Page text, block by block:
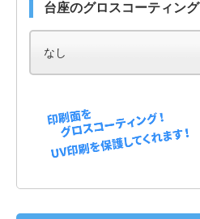
台座のグロスコーティング